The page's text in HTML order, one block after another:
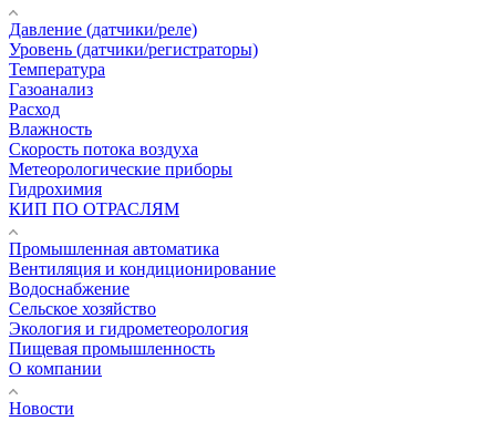
Давление (датчики/реле)
Уровень (датчики/регистраторы)
Температура
Газоанализ
Расход
Влажность
Скорость потока воздуха
Метеорологические приборы
Гидрохимия
КИП ПО ОТРАСЛЯМ
Промышленная автоматика
Вентиляция и кондиционирование
Водоснабжение
Сельское хозяйство
Экология и гидрометеорология
Пищевая промышленность
О компании
Новости